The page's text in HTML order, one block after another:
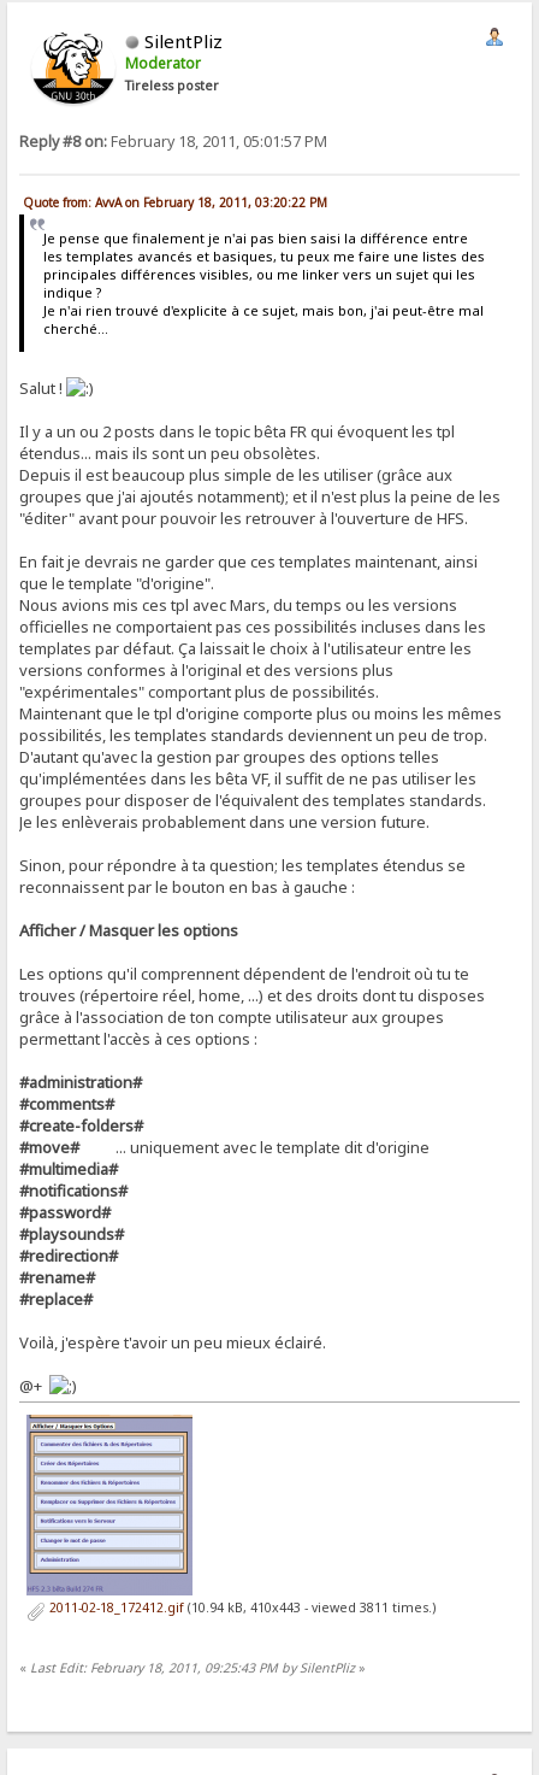
SilentPliz
Moderator
Tireless poster
Reply #8 on:February 18, 2011, 05:01:57 PM
Quote from: AvvA on February 18, 2011, 03:20:22 PM
Je pense que finalement je n'ai pas bien saisi la différence entre
les templates avancés et basiques, tu peux me faire une listes des
principales différences visibles, ou me linker vers un sujet qui les
indique ?
Je n'ai rien trouvé d'explicite à ce sujet, mais bon, j'ai peut-être mal
cherché...
Salut !
Il y a un ou 2 posts dans le topic bêta FR qui évoquent les tpl
étendus... mais ils sont un peu obsolètes.
Depuis il est beaucoup plus simple de les utiliser (grâce aux
groupes que j'ai ajoutés notamment); et il n'est plus la peine de les
"éditer" avant pour pouvoir les retrouver à l'ouverture de HFS.
En fait je devrais ne garder que ces templates maintenant, ainsi
que le template "d'origine".
Nous avions mis ces tpl avec Mars, du temps ou les versions
officielles ne comportaient pas ces possibilités incluses dans les
templates par défaut. Ça laissait le choix à l'utilisateur entre les
versions conformes à l'original et des versions plus
"expérimentales" comportant plus de possibilités.
Maintenant que le tpl d'origine comporte plus ou moins les mêmes
possibilités, les templates standards deviennent un peu de trop.
D'autant qu'avec la gestion par groupes des options telles
qu'implémentées dans les bêta VF, il suffit de ne pas utiliser les
groupes pour disposer de l'équivalent des templates standards.
Je les enlèverais probablement dans une version future.
Sinon, pour répondre à ta question; les templates étendus se
reconnaissent par le bouton en bas à gauche :
Afficher / Masquer les options
Les options qu'il comprennent dépendent de l'endroit où tu te
trouves (répertoire réel, home, ...) et des droits dont tu disposes
grâce à l'association de ton compte utilisateur aux groupes
permettant l'accès à ces options :
#administration#
#comments#
#create-folders#
#move#... uniquement avec le template dit d'origine
#multimedia#
#notifications#
#password#
#playsounds#
#redirection#
#rename#
#replace#
Voilà, j'espère t'avoir un peu mieux éclairé.
@+
2011-02-18_172412.gif(10.94 kB, 410x443 - viewed 3811 times.)
« Last Edit: February 18, 2011, 09:25:43 PM by SilentPliz»